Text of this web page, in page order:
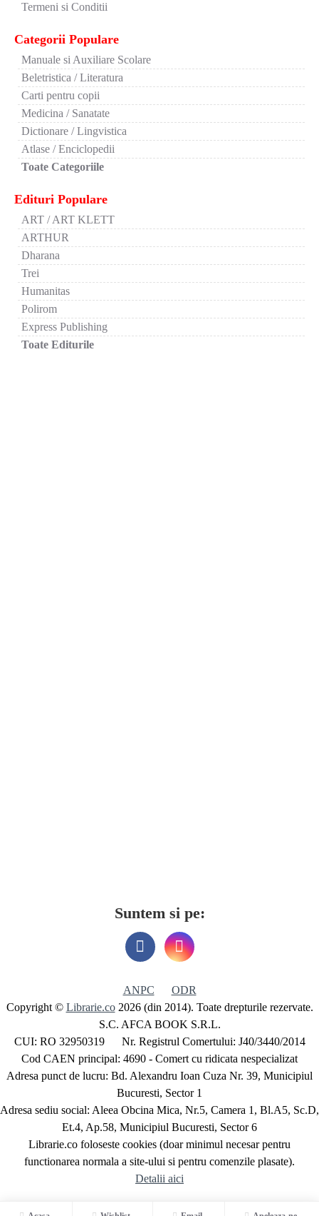
Termeni si Conditii
Categorii Populare
Manuale si Auxiliare Scolare
Beletristica / Literatura
Carti pentru copii
Medicina / Sanatate
Dictionare / Lingvistica
Atlase / Enciclopedii
Toate Categoriile
Edituri Populare
ART / ART KLETT
ARTHUR
Dharana
Trei
Humanitas
Polirom
Express Publishing
Toate Editurile
Suntem si pe:
ANPC
ODR
Copyright © Librarie.co 2026 (din 2014). Toate drepturile rezervate.
S.C. AFCA BOOK S.R.L.
CUI: RO 32950319 Nr. Registrul Comertului: J40/3440/2014
Cod CAEN principal: 4690 - Comert cu ridicata nespecializat
Adresa punct de lucru: Bd. Alexandru Ioan Cuza Nr. 39, Municipiul
Bucuresti, Sector 1
Adresa sediu social: Aleea Obcina Mica, Nr.5, Camera 1, Bl.A5, Sc.D,
Et.4, Ap.58, Municipiul Bucuresti, Sector 6
Librarie.co foloseste cookies (doar minimul necesar pentru
functionarea normala a site-ului si pentru comenzile plasate).
Detalii aici